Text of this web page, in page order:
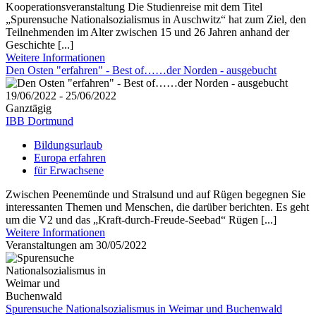
Kooperationsveranstaltung Die Studienreise mit dem Titel
„Spurensuche Nationalsozialismus in Auschwitz“ hat zum Ziel, den
Teilnehmenden im Alter zwischen 15 und 26 Jahren anhand der
Geschichte [...]
Weitere Informationen
Den Osten "erfahren" - Best of……der Norden - ausgebucht
19/06/2022 - 25/06/2022
Ganztägig
IBB Dortmund
Bildungsurlaub
Europa erfahren
für Erwachsene
Zwischen Peenemünde und Stralsund und auf Rügen begegnen Sie
interessanten Themen und Menschen, die darüber berichten. Es geht
um die V2 und das „Kraft-durch-Freude-Seebad“ Rügen [...]
Weitere Informationen
Veranstaltungen am 30/05/2022
Spurensuche Nationalsozialismus in Weimar und Buchenwald